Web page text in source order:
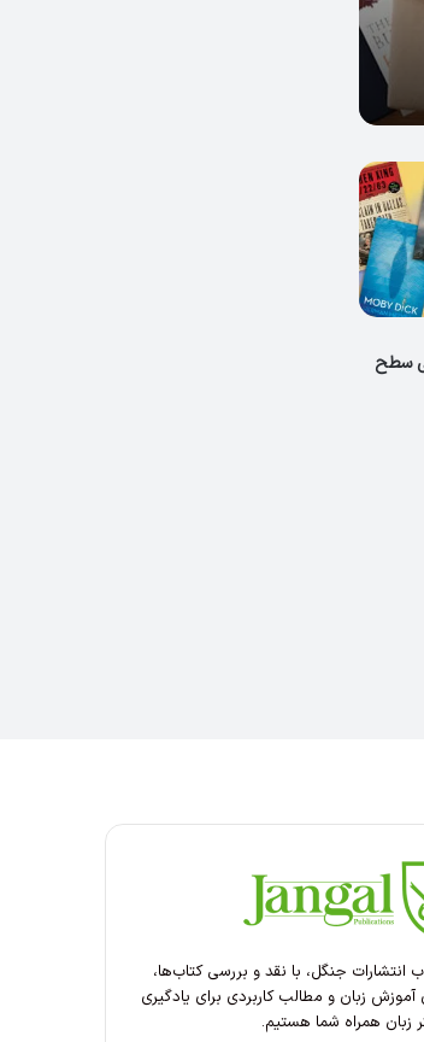
سطح
انتشارات جنگل، با نقد و بررسی کتاب‌ها،
آموزش زبان و مطالب کاربردی برای یادگیری
زبان همراه شما هستیم.